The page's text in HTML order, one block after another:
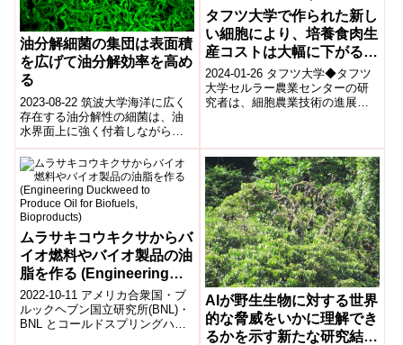
油分解細菌の集団は表面積
を広げて油分解効率を高め
る
2023-08-22 筑波大学海洋に広く
存在する油分解性の細菌は、油
水界面上に強く付着しながら集
団で密集して生育することで、
油界面の屈曲を生じさせること
を発見し...
タフツ大学で作られた新し
い細胞により、培養食肉生
産コストは大幅に下がる可
能性がある(Cultivated
Meat Production Costs
Could Fall Significantly
2024-01-26 タフツ大学◆タフツ
大学セルラー農業センターの研
究者は、細胞農業技術の進展に
おいて実...
ムラサキコウキクサからバ
イオ燃料やバイオ製品の油
脂を作る (Engineering
Duckweed to Produce Oil
for Biofuels,
Bioproducts)
2022-10-11 アメリカ合衆国・ブ
ルックヘブン国立研究所(BNL)・
BNL とコールドスプリングハー
AIが野生生物に対する世界
的な脅威をいかに理解でき
るかを示す新たな研究結果